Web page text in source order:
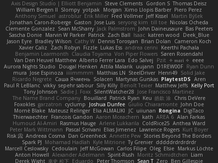
Axis Design Studio | Elliott Benjamin Steve Clements Gordon S Thomas Deisz
William Bergen II Slompy yotpak Morgan Ximo Llopis Barber Piero Perez
Anthony Simuel astroblur Erik Miller Fred Vollmer Jeff Kissel
Martin Býšek
Jonathan Caron-Roberge Gaston Jose Luis seryong kim till toe Nicolas Ocheda
Clemente Gonzalez Sean McSharry Jack Palmstrom John Daineusaure Bas Peeters
Sascha Donie Marvin W Parker Patrick Zach Ball Isaac katren wood
Deek_Blue
Jason Eyre Bradley Wilson Cathy W Dennis Torosyan Brian Dolan
Cameron Koch
Xavier Caliz
Zach Robyn Fizzle Lukas Ess andrea cerini
Keerthi Pachala
Benjamin Learmonth Claudia Toyama Von Piper Flowers Søren Rosendahl
Van Den Heuvel Matthew Alberto Ferrer Lara Edo Salvej Pzit ✧ 𝔪𝔞𝔯𝔦 ✧ eeee
Aurora Nights Studio
Dougal Henken Attila Malarik uujann D1REW00F Ryan Dunn
mura Jose Espinoza iiiimmmm Matthias LN SteelDriver Henri49 Solid Jake
Ricardo Negrete Саша Ячмень Solacen Martynas Gurskas PlaytestDS Aren
Paul R LeBlanc vikky sepehr sabour Silly Killy Benoît Texier Matthew Jeffs Kelly Port
Tony Johnson Sadie J. Foxx SilentWatcher28 Jose Francisco Martinez
The Name Brand Company Bouillard Patrick Ryan Keu 皓欽 涂 Chris DeVere
Foxokles garzatron cyclump Joshua Dunfee Giulio Chiaramonte John Doe
Mornè Blake Mateusz Relinger Elia ALMALIKI JC uiiunan Rongina DigiTaco
Thierwaechter Francois Gandon Aaron Mceachern kath AREA 6 Alan Farkas
Humoud Al-Amiri Rasmus Hauge Arlene Lukkarila ColdRice25 Anthea Ward
Peter Mark Wittmann Pascal Scrivani Elias Jimenez Lawrence Rogers Kurt Boyer
Risk 📀 Andreea Cosma Dan Greenheck Annette Pew Stories Beyond The Borders
Spark PJ Mohamad Hadlah Kyle Mitrione Ty Grenier dddddrdrdrdrdr
Marcell Ceslowsky Cedoulain Jeff McGowan Carlos Filipe Oleg Elsie Markus Löchte
Anton Howell Alexander Adelmann Spirit-Rush Moritz Schmidtchen Liam
Derek Wight 幸史 松下 Eduardo Peter Thomson Sean T Zero Ben Gillespie